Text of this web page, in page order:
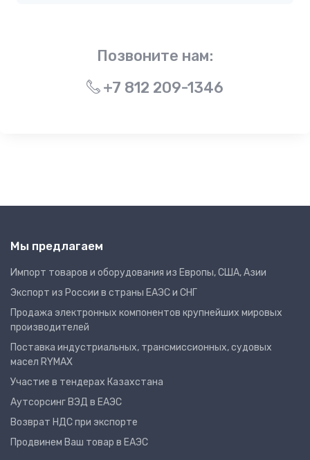
Позвоните нам:
+7 812 209-1346
Мы предлагаем
Импорт товаров и оборудования из Европы, США, Азии
Экспорт из России в страны ЕАЭС и СНГ
Продажа электронных компонентов крупнейших мировых
производителей
Поставка индустриальных, трансмиссионных, судовых
масел RYMAX
Участие в тендерах Казахстана
Аутсорсинг ВЭД в ЕАЭС
Возврат НДС при экспорте
Продвинем Ваш товар в ЕАЭС